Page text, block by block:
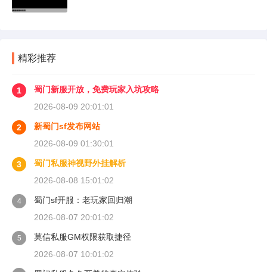
精彩推荐
1
蜀门新服开放，免费玩家入坑攻略
2026-08-09 20:01:01
2
新蜀门sf发布网站
2026-08-09 01:30:01
3
蜀门私服神视野外挂解析
2026-08-08 15:01:02
4
蜀门sf开服：老玩家回归潮
2026-08-07 20:01:02
5
莫信私服GM权限获取捷径
2026-08-07 10:01:02